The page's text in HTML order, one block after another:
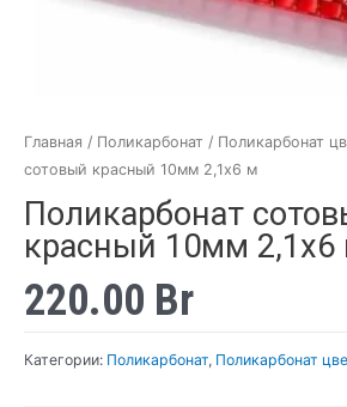
Главная / Поликарбонат / Поликарбонат
сотовый красный 10мм 2,1х6 м
Поликарбонат
красный 10мм 2,1х6
220.00 Br
Категории: Поликарбонат, Поликарбонат